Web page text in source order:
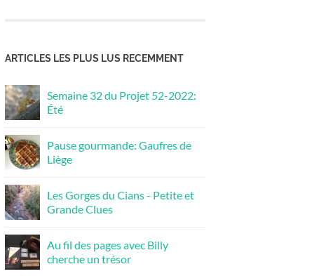
ARTICLES LES PLUS LUS RECEMMENT
Semaine 32 du Projet 52-2022:
Été
Pause gourmande: Gaufres de
Liège
Les Gorges du Cians - Petite et
Grande Clues
Au fil des pages avec Billy
cherche un trésor